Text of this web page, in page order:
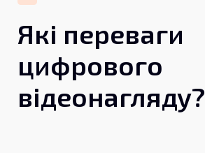
Для дому
Замовити дзвінок
Які переваги
цифрового
відеонагляду?